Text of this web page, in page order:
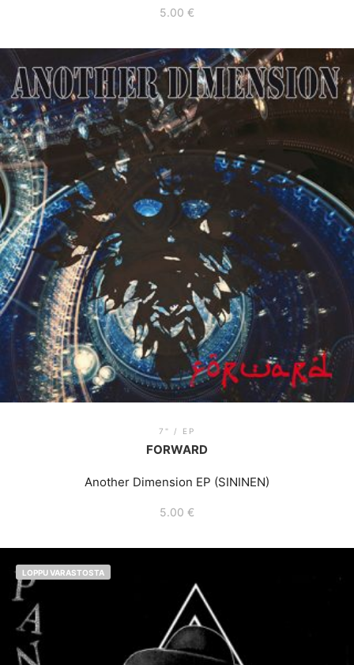
5.00 €
7" / EP
FORWARD
Another Dimension EP (SININEN)
5.00 €
LOPPU VARASTOSTA